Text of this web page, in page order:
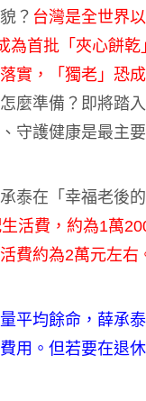
？ 台灣是全世界
為首批「夾心餅
實，「獨老」恐
麼準備？即將踏
守護健康是最主
泰在「幸福老後
活費，約為1萬
費約為2萬元左右
平均餘命，薛承
用。但若要在退